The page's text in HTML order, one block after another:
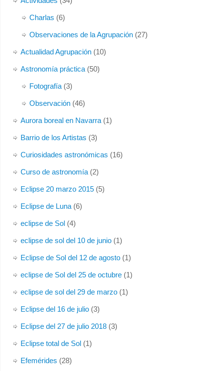
Charlas (6)
Observaciones de la Agrupación(27)
Actualidad Agrupación(10)
Astronomía práctica(50)
Fotografía(3)
Observación(46)
Aurora boreal en Navarra(1)
Barrio de los Artistas (3)
Curiosidades astronómicas (16)
Curso de astronomía(2)
Eclipse 20 marzo 2015(5)
Eclipse de Luna(6)
eclipse de Sol(4)
eclipse de sol del 10 de junio(1)
Eclipse de Sol del 12 de agosto(1)
eclipse de Sol del 25 de octubre(1)
eclipse de sol del 29 de marzo(1)
Eclipse del 16 de julio(3)
Eclipse del 27 de julio 2018(3)
Eclipse total de Sol(1)
Efemérides (28)